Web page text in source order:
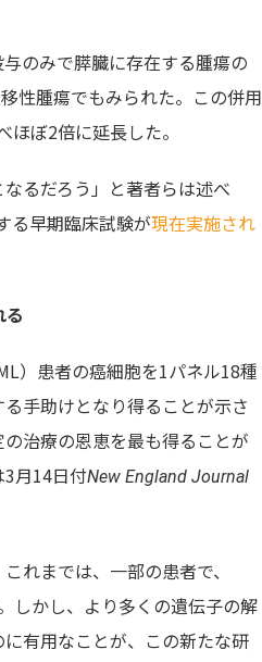
のみで膵臓に存在する腫瘍の
性腫瘍でもみられた。この併用
ぼ2倍に延長した。
るだろう」と著者らは述べ
る早期臨床試験が現在実施され
）患者の癌細胞を1パネル18種
手助けとなり得ることが示さ
治療の恩恵を最も得ることが
3月14日付New England Journal
れまでは、一部の患者で、
しかし、より多くの遺伝子の解
有用なことが、この新たな研